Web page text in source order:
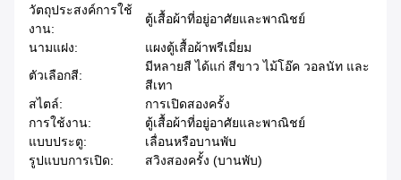
วัตถุประสงค์การใช้
งาน:
ตู้เสื้อผ้าที่อยู่อาศัยและพาณิชย์
นามแฝง:
แผงตู้เสื้อผ้าพรีเมี่ยม
ตัวเลือกสี:
มีหลายสี ได้แก่ สีขาว ไม้โอ๊ค วอลนัท และ
สีเทา
สไตล์:
การเปิดสองครั้ง
การใช้งาน:
ตู้เสื้อผ้าที่อยู่อาศัยและพาณิชย์
แบบประตู:
เลื่อนหรือบานพับ
รูปแบบการเปิด:
สวิงสองครั้ง (บานพับ)